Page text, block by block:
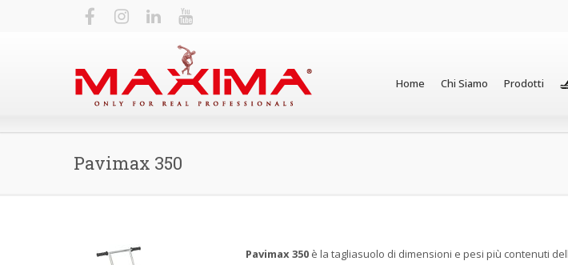
Home Chi Siamo Prodotti
Pavimax 350
Pavimax 350è la tagliasuolo di dimensioni e pesi più contenuti